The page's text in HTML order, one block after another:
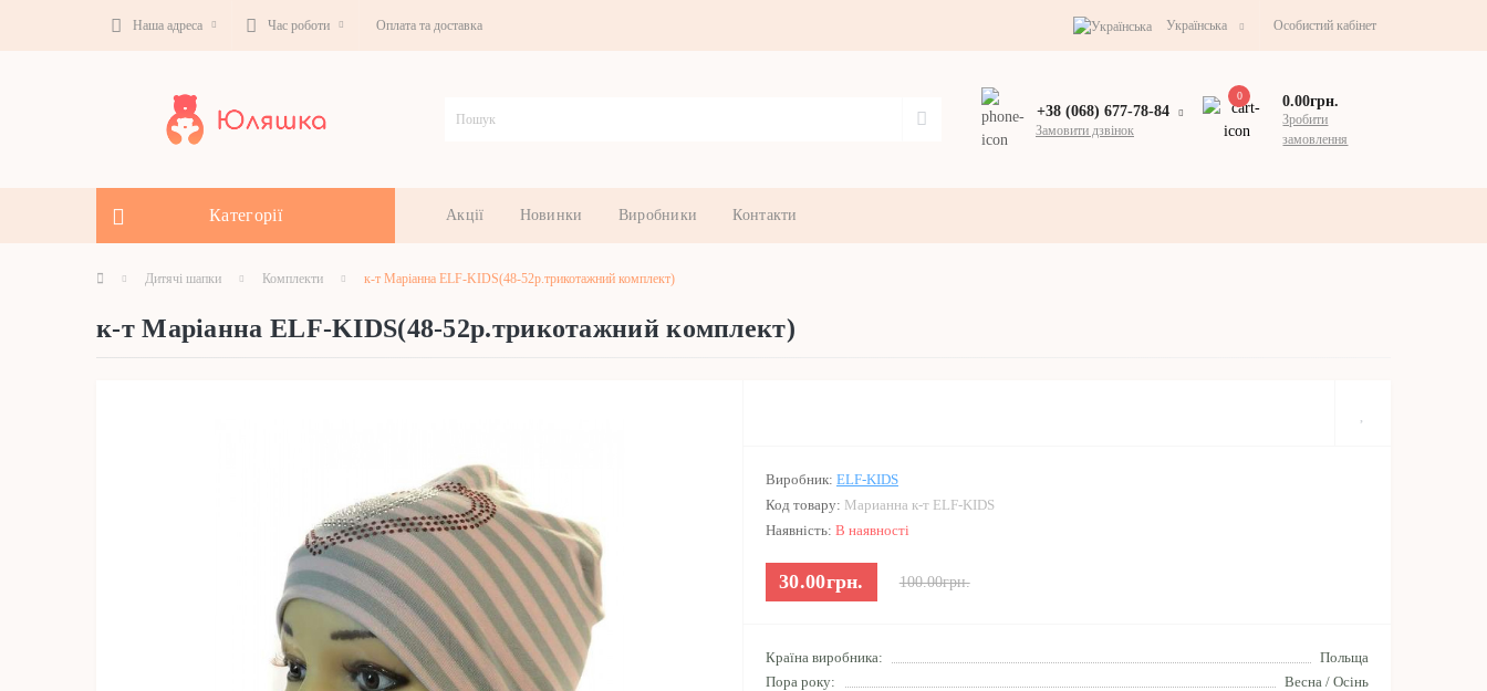
Наша адреса Час роботи Оплата та доставка Українська Особистий кабінет
+38 (068) 677-78-84
Замовити дзвінок
0 0.00грн.
Зробити
замовлення
Категорії Акції Новинки Виробники Контакти
Дитячі шапки Комплекти к-т Маріанна ELF-KIDS(48-52р.трикотажний комплект)
к-т Маріанна ELF-KIDS(48-52р.трикотажний комплект)
Виробник: ELF-KIDS
Код товару: Марианна к-т ELF-KIDS
Наявність: В наявності
30.00грн. 100.00грн.
Країна виробника:
Польща
Пора року:
Весна / Осінь